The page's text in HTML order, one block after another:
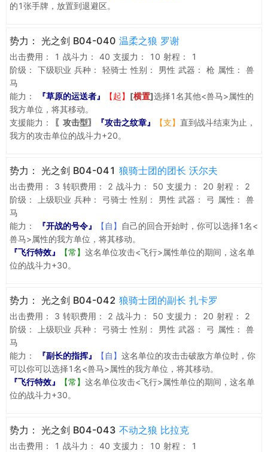
的1张手牌，放置到退避区。
势力： 光之剑 B04-040 温柔之狼 罗谢
出击费用： 1 战斗力： 40 支援力： 10 射程：
1
阶级：
下级职业 兵种： 轻骑士 性别： 男性 武器： 枪 属性：
兽
马
能力：
『草原的运送者』 【起】 [横置]选择1名其他<兽马>属性的
我方单位，将其移动。
支援能力：
〖攻击型〗 『攻击之纹章』 【支】 直到战斗结束为止，
我方的攻击单位的战斗力+20。
势力： 光之剑 B04-041 狼骑士团的团长 沃尔夫
出击费用： 3 转职费用： 2 战斗力： 50 支援力： 20 射程：
2
阶级：
上级职业 兵种： 弓骑士 性别： 男性 武器： 弓 属性：
兽
马
能力：
『开战的号令』 【自】
自己的回合开始时，你可以选择1名<
兽马>属性的我方单位，将其移动。
『飞行特效』
【常】 这名单位攻击<飞行>属性单位的期间，这名单
位的战斗力+30。
势力： 光之剑 B04-042 狼骑士团的副长 扎卡罗
出击费用： 3 转职费用： 2 战斗力： 50 支援力： 20 射程：
2
阶级：
上级职业 兵种： 弓骑士 性别： 男性 武器： 弓 属性：
兽
马
能力：
『副长的指挥』 【自】 这名单位的攻击击破敌方单位时，你
可以你可以选择1名<兽马>属性的我方单位，将其移动。
『飞行特效』
【常】 这名单位攻击<飞行>属性单位的期间，这名单
位的战斗力+30。
势力： 光之剑 B04-043 不动之狼 比拉克
出击费用： 1 战斗力： 40 支援力： 10 射程：
1